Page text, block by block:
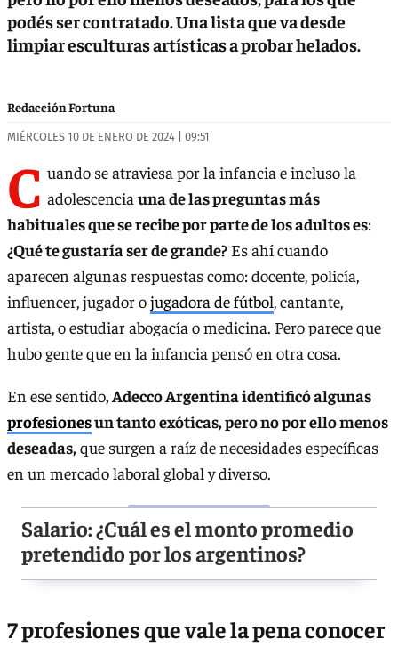
podés ser contratado. Una lista que va desde
limpiar esculturas artísticas a probar helados.
Redacción Fortuna
MIÉRCOLES 10 DE ENERO DE 2024 | 09:51
C uando se atraviesa por la infancia e incluso la
adolescencia una de las preguntas más
habituales que se recibe por parte de los adultos es:
¿Qué te gustaría ser de grande? Es ahí cuando
aparecen algunas respuestas como: docente, policía,
influencer, jugador ojugadora de fútbol, cantante,
artista, o estudiar abogacía o medicina. Pero parece que
hubo gente que en la infancia pensó en otra cosa.
En ese sentido, Adecco Argentina identificó algunas
profesionesun tanto exóticas, pero no por ello menos
deseadas,que surgen a raíz de necesidades específicas
en un mercado laboral global y diverso.
Salario: ¿Cuál es el monto promedio
pretendido por los argentinos?
7 profesiones que vale la pena conocer